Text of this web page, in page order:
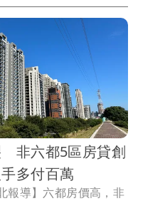
「累計銷售率」。數據
待售餘屋量已突破1萬8
重、林口等重劃區推
著，土城、五股的累
破8成。
非六都5區房貸創
多付百萬
報導】六都房價高，非